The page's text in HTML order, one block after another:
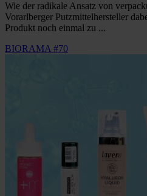
Wie der radikale Ansatz von
Vorarlberger Putzmittelhersteller
Produkt noch einmal zu ...
BIORAMA #70